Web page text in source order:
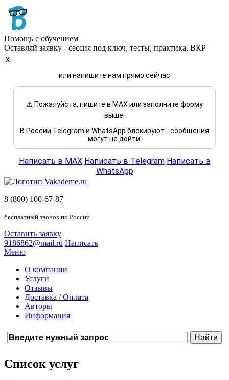
Помощь с обучением
Оставляй заявку - сессия под ключ, тесты, практика, ВКР
x
или напишите нам прямо сейчас
⚠️ Пожалуйста, пишите в MAX или заполните форму
выше.
В России Telegram и WhatsApp блокируют - сообщения
могут не дойти.
Написать в MAX Написать в Telegram Написать в
WhatsApp
8 (800) 100-67-87
бесплатный звонок по России
Оставить заявку
9186862@mail.ru Написать
Меню
О компании
Услуги
Отзывы
Доставка / Оплата
Авторы
Информация
Список услуг